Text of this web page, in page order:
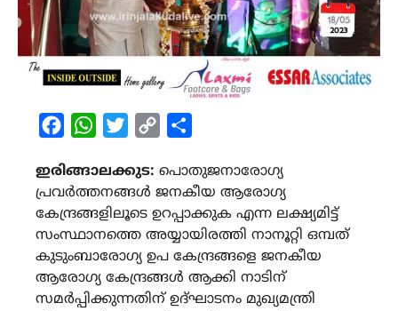
FacebookWhatsAppTwitterCopy
ഇരിങ്ങാലക്കുട: പൊതുജനാരോഗ്യ
പ്രവർത്തനങ്ങൾ ജനകീയ ആരോഗ്യ
കേന്ദ്രങ്ങളിലൂടെ ഉറപ്പാക്കുക എന്ന ലക്ഷ്യമിട്ട്
സംസ്ഥാനത്തെ അയ്യായിരത്തി നാനൂറ്റി ഒമ്പത്
കുടുംബാരോഗ്യ ഉപ കേന്ദ്രങ്ങളെ ജനകീയ
ആരോഗ്യ കേന്ദ്രങ്ങൾ ആക്കി നാടിന്
സമർപ്പിക്കുന്നതിന് ഉദ്ഘാടനം മുഖ്യമന്ത്രി